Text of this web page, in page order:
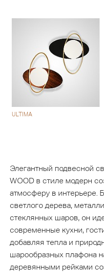
ULTIMA
Элегантный подвесной
WOOD в стиле модерн
атмосферу в интерьере.
светлого дерева,
стеклянных шаров, он
современные кухни,
добавляя тепла и
шарообразных плафона
деревянными рейками